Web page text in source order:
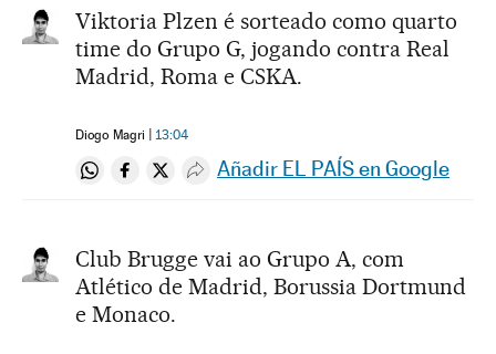
Viktoria Plzen é sorteado como quarto
time do Grupo G, jogando contra Real
Madrid, Roma e CSKA.
Diogo Magri 13:04
Compartir en Whatsapp
Compartir en Facebook
Compartir en Twitter
Desplegar Redes Sociales
Añadir EL PAÍS en Google
Club Brugge vai ao Grupo A, com
Atlético de Madrid, Borussia Dortmund
e Monaco.